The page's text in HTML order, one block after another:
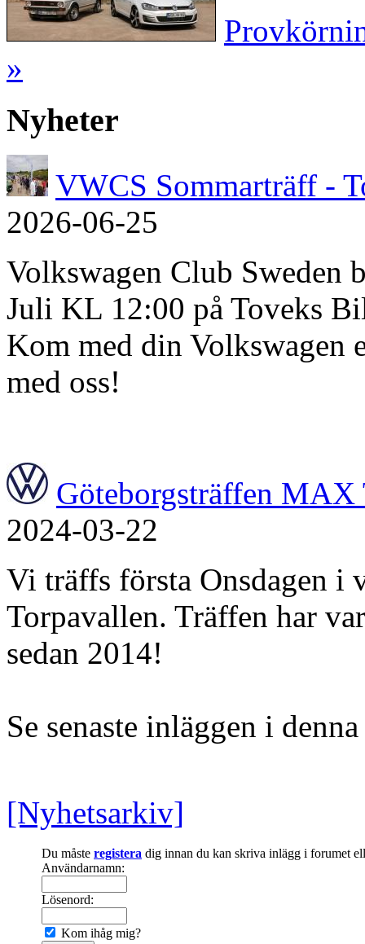
»
Nyheter
VWCS Sommarträff -
2026-06-25
Volkswagen Club Sweden
Juli KL 12:00 på Toveks
Kom med din Volkswagen
med oss!
Göteborgsträffen MAX
2024-03-22
Vi träffs första Onsdagen i
Torpavallen. Träffen har
sedan 2014!
Se senaste inläggen i
[Nyhetsarkiv]
Du måste registera dig innan du kan skriva inlägg i forumet
Användarnamn:
Lösenord:
Kom ihåg mig?